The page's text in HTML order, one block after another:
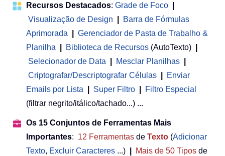
Recursos Destacados: Grade de Foco
Visualização de Design
Barra de Fórmulas
Aprimorada
Gerenciador de Pasta de Trabalho &
Planilha
Biblioteca de Recursos (AutoTexto)
Selecionador de Data
Mesclar Planilhas
Criptografar/Descriptografar Células
Enviar
Emails por Lista
Super Filtro
Filtro Especial
(filtrar negrito/itálico/tachado...) ...
Os 15 Conjuntos de Ferramentas Mais
Importantes: 12 Ferramentas de Texto (Adicionar
Texto, Excluir Caracteres ...) Mais de 50 Tipos de